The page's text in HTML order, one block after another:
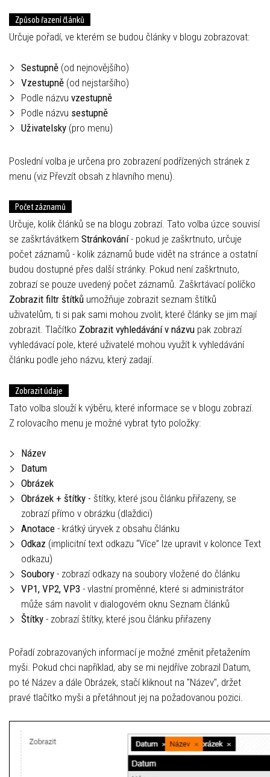
Způsob řazení článků
Určuje pořadí, ve kterém se budou články v blogu zobrazovat:
Sestupně (od nejnovějšího)
Vzestupně (od nejstaršího)
Podle názvu vzestupně
Podle názvu sestupně
Uživatelsky (pro menu)
Poslední volba je určena pro zobrazení podřízených stránek z
menu (viz Převzít obsah z hlavního menu).
Počet záznamů
Určuje, kolik článků se na blogu zobrazí. Tato volba úzce souvisí
se zaškrtávátkem Stránkování- pokud je zaškrtnuto, určuje
počet záznamů - kolik záznamů bude vidět na stránce a ostatní
budou dostupné přes další stránky. Pokud není zaškrtnuto,
zobrazí se pouze uvedený počet záznamů. Zaškrtávací políčko
Zobrazit filtr štítků umožňuje zobrazit seznam štítků
uživatelům, ti si pak sami mohou zvolit, které články se jim mají
zobrazit. Tlačítko Zobrazit vyhledávání v názvu pak zobrazí
vyhledávací pole, které uživatelé mohou využít k vyhledávání
článku podle jeho názvu, který zadají.
Zobrazit údaje
Tato volba slouží k výběru, které informace se v blogu zobrazí.
Z rolovacího menu je možné vybrat tyto položky:
Název
Datum
Obrázek
Obrázek + štítky - štítky, které jsou článku přiřazeny, se
zobrazí přímo v obrázku (dlaždici)
Anotace - krátký úryvek z obsahu článku
Odkaz (implicitní text odkazu “Více” lze upravit v kolonce Text
odkazu)
Soubory - zobrazí odkazy na soubory vložené do článku
VP1, VP2, VP3 - vlastní proměnné, které si administrátor
může sám navolit v dialogovém oknu Seznam článků
Štítky - zobrazí štítky, které jsou článku přiřazeny
Pořadí zobrazovaných informací je možné změnit přetažením
myši. Pokud chci například, aby se mi nejdříve zobrazil Datum,
po té Název a dále Obrázek, stačí kliknout na "Název", držet
pravé tlačítko myši a přetáhnout jej na požadovanou pozici.